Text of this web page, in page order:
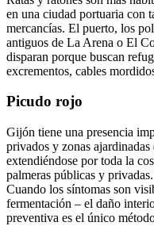
en una ciudad portuaria con
mercancías. El puerto, los
antiguos de La Arena o El
disparan porque buscan
excrementos, cables
Picudo rojo
Gijón tiene una presencia
privados y zonas
extendiéndose por toda la
palmeras públicas y
Cuando los síntomas son
fermentación – el daño
preventiva es el único